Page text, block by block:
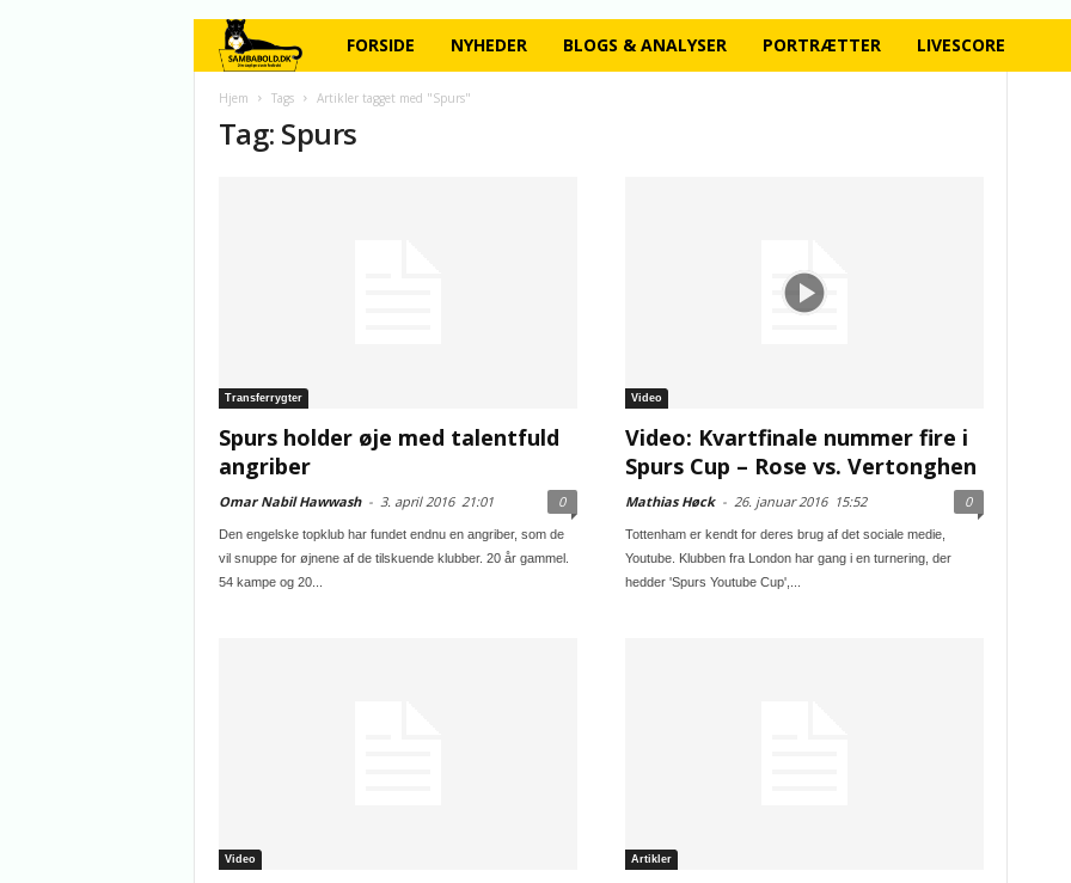
FORSIDE NYHEDER BLOGS & ANALYSER PORTRÆTTER LIVESCORE
Hjem Tags Artikler tagget med "Spurs"
Tag: Spurs
Transferrygter
Spurs holder øje med talentfuld
angriber
Omar Nabil Hawwash - 3. april 201621:01 0
Den engelske topklub har fundet endnu en angriber, som de
vil snuppe for øjnene af de tilskuende klubber. 20 år gammel.
54 kampe og 20...
Video
Video: Kvartfinale nummer fire i
Spurs Cup – Rose vs. Vertonghen
Mathias Høck - 26. januar 201615:52 0
Tottenham er kendt for deres brug af det sociale medie,
Youtube. Klubben fra London har gang i en turnering, der
hedder 'Spurs Youtube Cup',...
Video Artikler